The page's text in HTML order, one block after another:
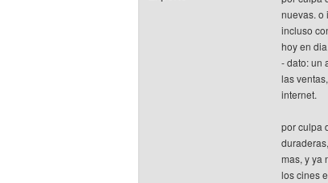
nuevas. o
incluso
hoy en
- dato: un
las
internet.
por culpa
mas, y ya
los cines